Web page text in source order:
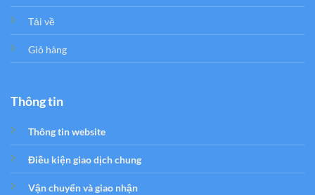
Tải về
Giỏ hàng
Thông tin
Thông tin website
Điều kiện giao dịch chung
Vận chuyển và giao nhận